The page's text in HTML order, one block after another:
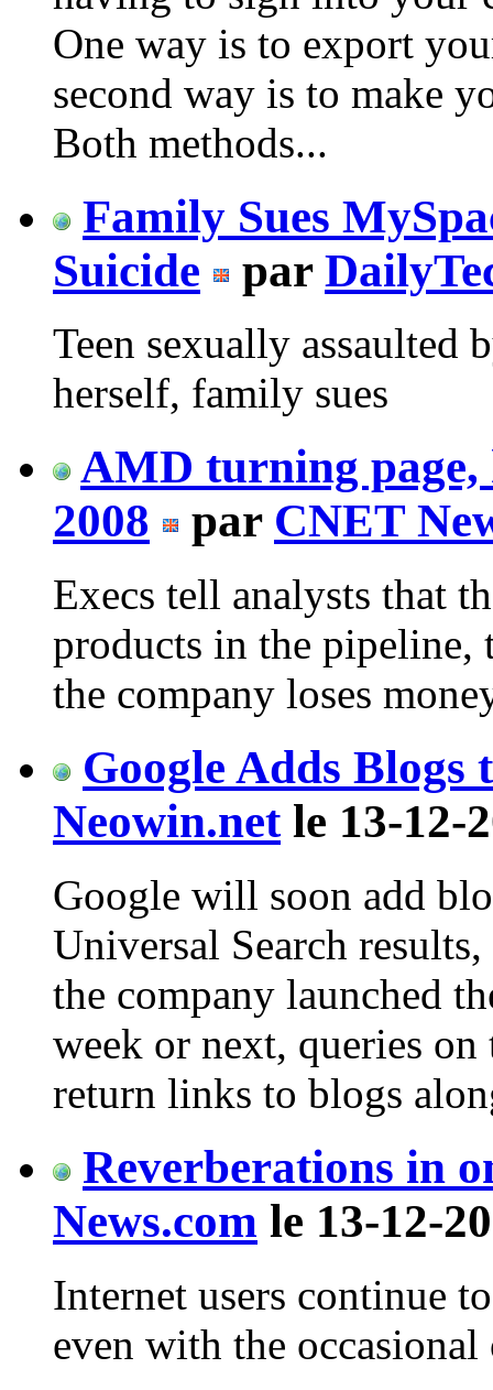
One way is to export
second way is to make
Both methods...
Family Sues
Suicide
par
Teen sexually assaulted
herself, family sues
AMD turning
2008
par CNET
Execs tell analysts that
products in the pipeline,
the company loses
Google Adds Blogs
Neowin.netle 13-12-
Google will soon add
Universal Search
the company launched
week or next, queries
return links to blogs
Reverberations in
News.com le 13-12-
Internet users continue
even with the